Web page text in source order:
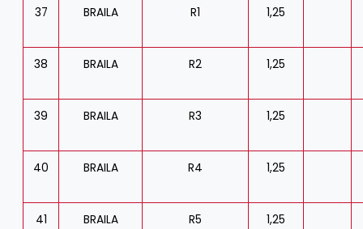
37 BRAILA R1 1,25
38 BRAILA R2 1,25
39 BRAILA R3 1,25
40 BRAILA R4 1,25
41 BRAILA R5 1,25